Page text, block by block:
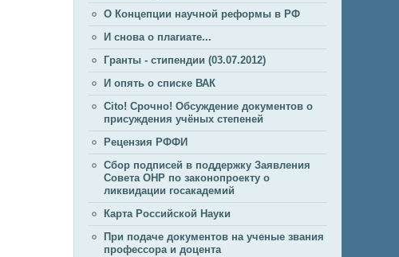
О Концепции научной реформы в РФ
И снова о плагиате...
Гранты - стипендии (03.07.2012)
И опять о списке ВАК
Cito! Срочно! Обсуждение документов о
присуждения учёных степеней
Рецензия РФФИ
Сбор подписей в поддержку Заявления
Совета ОНР по законопроекту о
ликвидации госакадемий
Карта Российской Науки
При подаче документов на ученые звания
профессора и доцента